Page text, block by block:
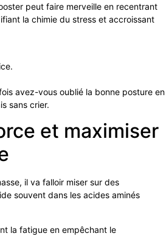
peut faire merveille en recentrant
la chimie du stress et accroissant
avez-vous oublié la bonne posture en
sans crier.
et maximiser
il va falloir miser sur des
souvent dans les acides aminés
la fatigue en empêchant le